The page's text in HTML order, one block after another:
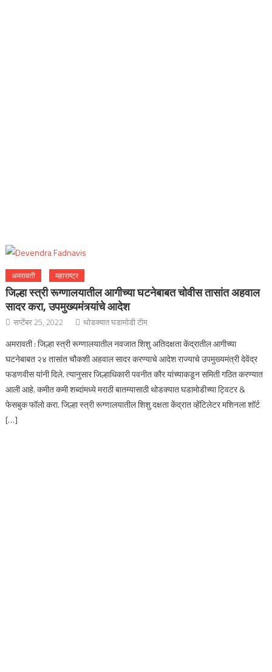
अमरावती महाराष्ट्र
जिल्हा स्त्री रूग्णालयातील आगीच्या घटनेबाबत चोवीस तासांत अहवाल
सादर करा, उपमुख्यमंत्र्यांचे आदेश
सप्टेंबर 25, 2022 थोडक्यात घडामोडी टीम
अमरावती : जिल्हा स्त्री रूग्णालयातील नवजात शिशु अतिदक्षता केंद्रातील आगीच्या
घटनेबाबत २४ तासांत चौकशी अहवाल सादर करण्याचे आदेश राज्याचे उपमुख्यमंत्री देवेंद्र
फडणवीस यांनी दिले. त्यानुसार जिल्हाधिकारी पवनीत कौर यांच्याकडून समिती गठित करण्यात
आली आहे. कमीत कमी शब्दांमध्ये मराठी बातम्यासाठी थोडक्यात घडामोडीच्या ट्विटर &
फेसबुक फॉलो करा. जिल्हा स्त्री रूग्णालयातील शिशु दक्षता केंद्रात व्हेंटिलेटर मशिनला शॉर्ट
[…]